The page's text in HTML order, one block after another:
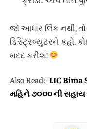
જો આધાર લિંક નથી, તો
ડિસ્ટ્રિબ્યુટરને કહો.
મદદ કરીશ!
Also Read:-LIC Bima
મહિને ૭૦૦૦ ની